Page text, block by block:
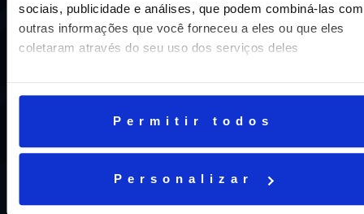
sociais, publicidade e análises, que podem combiná-las com
outras informações que você forneceu a eles ou que eles
coletaram através do seu uso dos serviços deles
Permitir todos
Personalizar
Uma escola com mais de 70 anos de tradição e
compromisso de oferecer aos nossos alunos uma
educação inovadora e de vanguarda. A excelência está em
ENEM em Niterói, somos a segunda melhor escola do